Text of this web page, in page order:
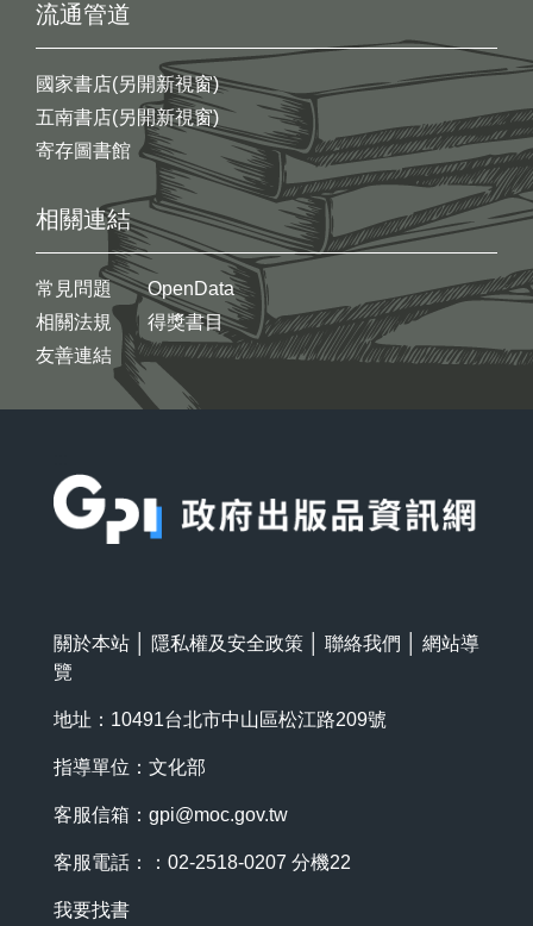
流通管道
國家書店(另開新視窗)
五南書店(另開新視窗)
寄存圖書館
相關連結
常見問題
相關法規
友善連結
OpenData
得獎書目
關於本站 隱私權及安全政策 聯絡我們
網站導
覽
地址：10491台北市中山區松江路209號
指導單位：文化部
客服信箱： gpi@moc.gov.tw
客服電話：：02-2518-0207 分機22
我要找書